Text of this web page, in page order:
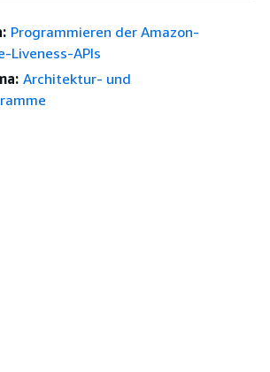
Programmieren der Amazon-
Liveness-APIs
Architektur- und